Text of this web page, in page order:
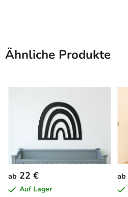
Ähnliche Produkte
ab 22 €
Auf Lager
ab